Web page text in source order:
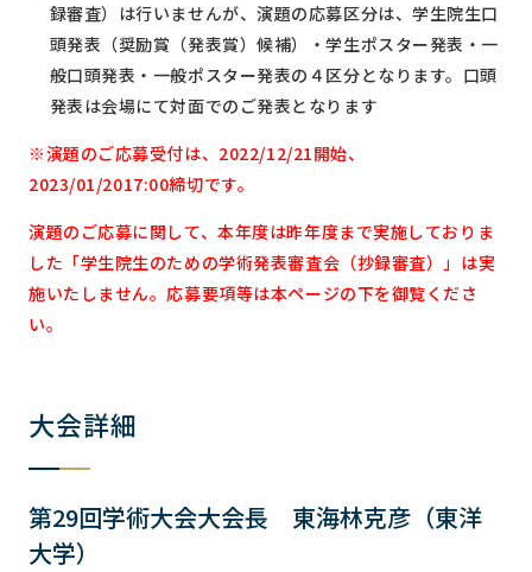
録審査）は行いませんが、演題の応募区分は、学生院生口
頭発表（奨励賞（発表賞）候補）・学生ポスター発表・一
般口頭発表・一般ポスター発表の４区分となります。口頭
発表は会場にて対面でのご発表となります
※演題のご応募受付は、2022/12/21開始、
2023/01/2017:00締切です。
演題のご応募に関して、本年度は昨年度まで実施しておりま
した「学生院生のための学術発表審査会（抄録審査）」は実
施いたしません。応募要項等は本ページの下を御覧くださ
い。
大会詳細
第29回学術大会大会長 東海林克彦（東洋
大学）